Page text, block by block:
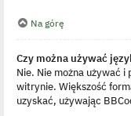
Na górę
Czy można używać
Nie. Nie można używać
witrynie. Większość
uzyskać, używając